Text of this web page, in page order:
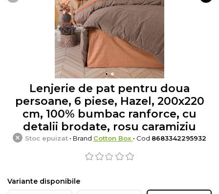
Lenjerie de pat pentru doua
persoane, 6 piese, Hazel, 200x220
cm, 100% bumbac ranforce, cu
detalii brodate, rosu caramiziu
Stoc epuizat• Brand Cotton Box • Cod 8683342295932
Variante disponibile